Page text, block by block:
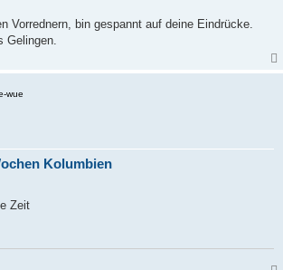
Vorrednern, bin gespannt auf deine Eindrücke.
Gelingen.
wue
Kolumbien
Zeit